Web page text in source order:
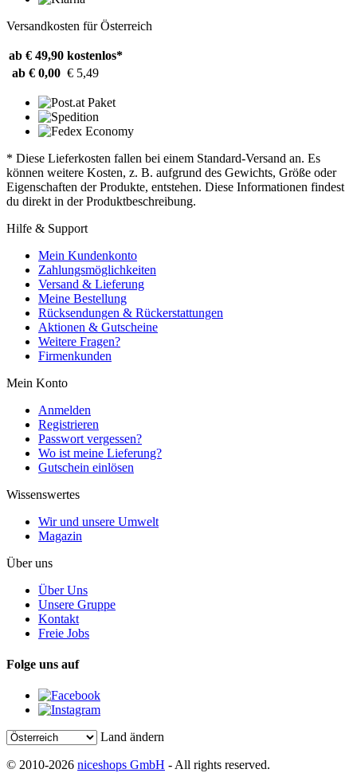
Versandkosten für Österreich
ab € 49,90 kostenlos*
ab € 0,00 € 5,49
* Diese Lieferkosten fallen bei einem Standard-Versand an. Es
können weitere Kosten, z. B. aufgrund des Gewichts, Größe oder
Eigenschaften der Produkte, entstehen. Diese Informationen findest
du direkt in der Produktbeschreibung.
Hilfe & Support
Mein Kundenkonto
Zahlungsmöglichkeiten
Versand & Lieferung
Meine Bestellung
Rücksendungen & Rückerstattungen
Aktionen & Gutscheine
Weitere Fragen?
Firmenkunden
Mein Konto
Anmelden
Registrieren
Passwort vergessen?
Wo ist meine Lieferung?
Gutschein einlösen
Wissenswertes
Wir und unsere Umwelt
Magazin
Über uns
Über Uns
Unsere Gruppe
Kontakt
Freie Jobs
Folge uns auf
Land ändern
© 2010-2026 niceshops GmbH - All rights reserved.